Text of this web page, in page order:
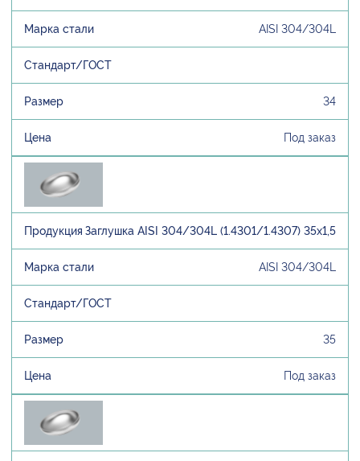
AISI 304/304L
34
Под заказ
Заглушка AISI 304/304L (1.4301/1.4307) 35х1,5
AISI 304/304L
35
Под заказ